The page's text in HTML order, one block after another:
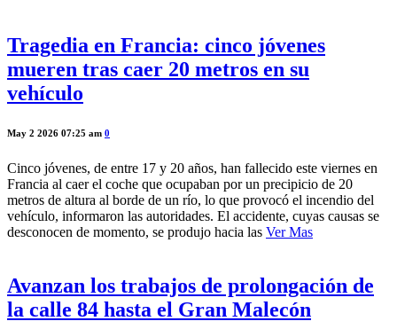
Tragedia en Francia: cinco jóvenes
mueren tras caer 20 metros en su
vehículo
May 2 2026 07:25 am 0
Cinco jóvenes, de entre 17 y 20 años, han fallecido este viernes en
Francia al caer el coche que ocupaban por un precipicio de 20
metros de altura al borde de un río, lo que provocó el incendio del
vehículo, informaron las autoridades. El accidente, cuyas causas se
desconocen de momento, se produjo hacia las Ver Mas
Avanzan los trabajos de prolongación de
la calle 84 hasta el Gran Malecón